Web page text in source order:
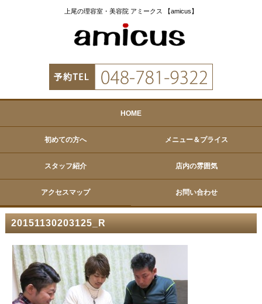
上尾の理容室・美容院 アミークス 【amicus】
HOME
初めての方へ メニュー＆プライス
スタッフ紹介 店内の雰囲気
アクセスマップ お問い合わせ
20151130203125_R